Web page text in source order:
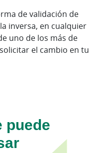
de validación de
inversa, en cualquier
uno de los más de
el cambio en tu
puede